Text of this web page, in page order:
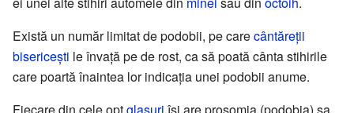
Există un număr limitat de podobii, pe carecântăreții
bisericești le învață pe de rost, ca să poată cânta stihirile
care poartă înaintea lor indicația unei podobii anume.
Fiecare din cele optglasuri își are prosomia (podobia) sa,